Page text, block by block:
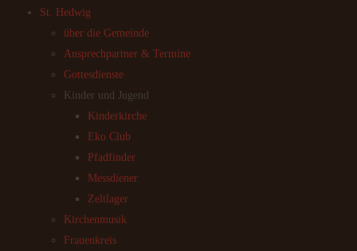
St. Hedwig
über die Gemeinde
Ansprechpartner & Termine
Gottesdienste
Kinder und Jugend
Kinderkirche
Eko Club
Pfadfinder
Messdiener
Zeltlager
Kirchenmusik
Frauenkreis